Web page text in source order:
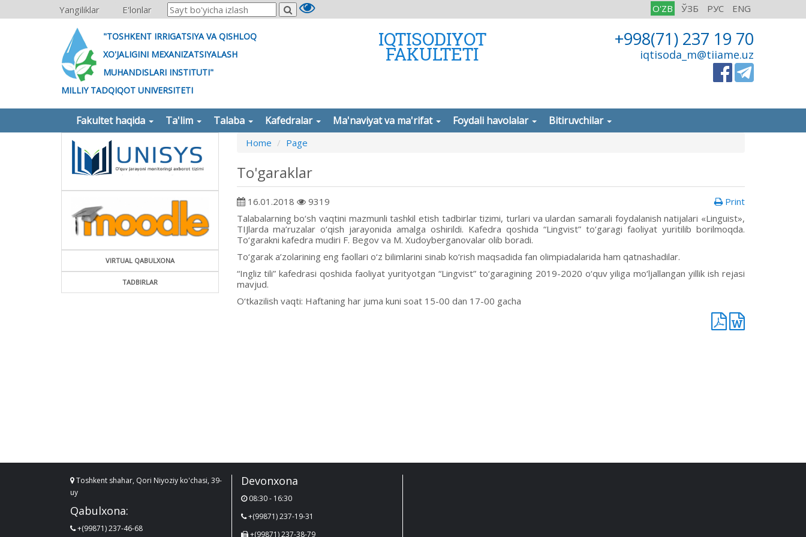
Yangiliklar E'lonlar O'ZB ЎЗБ РУС ENG
"TOSHKENT IRRIGATSIYA VA QISHLOQ
XO'JALIGINI MEXANIZATSIYALASH
MUHANDISLARI INSTITUTI"
MILLIY TADQIQOT UNIVERSITETI
IQTISODIYOT
FAKULTETI
+998(71) 237 19 70
iqtisoda_m@tiiame.uz
Fakultet haqida Ta'lim Talaba Kafedralar Ma'naviyat va ma'rifat Foydali havolalar Bitiruvchilar
VIRTUAL QABULXONA
TADBIRLAR
Home Page
To'garaklar
16.01.2018 9319
Print
Talabalarning bo‘sh vaqtini mazmunli tashkil etish tadbirlar tizimi, turlari va ulardan samarali foydalanish natijalari «Linguist»,
TIJlarda ma’ruzalar o‘qish jarayonida amalga oshirildi. Kafedra qoshida “Lingvist” to‘garagi faoliyat yuritilib borilmoqda.
To‘garakni kafedra mudiri F. Begov va M. Xudoyberganovalar olib boradi.
To‘garak a’zolarining eng faollari o‘z bilimlarini sinab ko‘rish maqsadida fan olimpiadalarida ham qatnashadilar.
“Ingliz tili” kafedrasi qoshida faoliyat yurityotgan “Lingvist” to‘garagining 2019-2020 o‘quv yiliga mo‘ljallangan yillik ish rejasi
mavjud.
O‘tkazilish vaqti: Haftaning har juma kuni soat 15-00 dan 17-00 gacha
Toshkent shahar, Qori Niyoziy ko'chasi, 39-
uy
Qabulxona:
+(99871) 237-46-68
Devonxona
08:30 - 16:30
+(99871) 237-19-31
+(99871) 237-38-79